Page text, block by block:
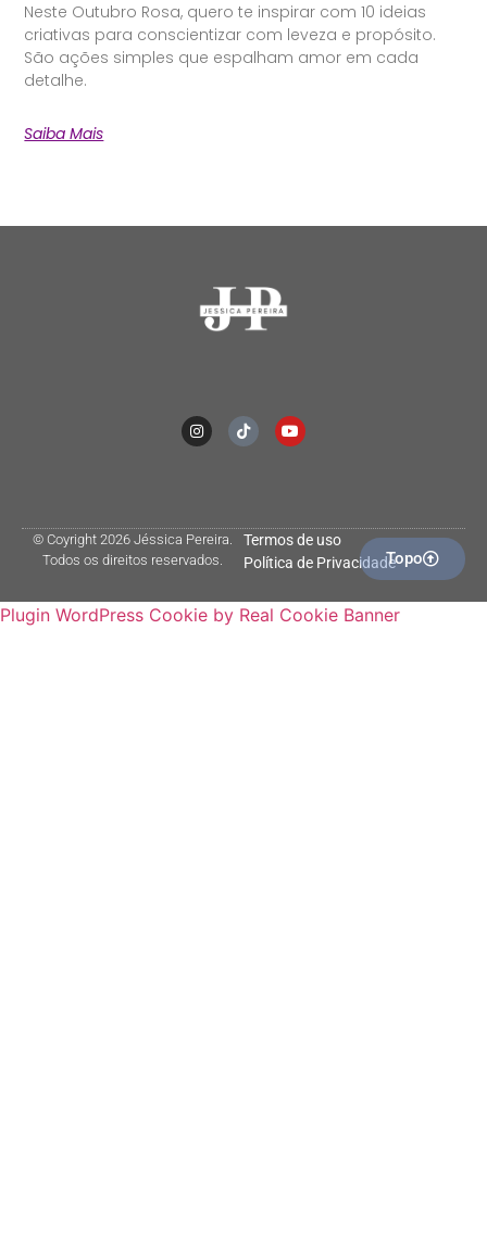
Neste Outubro Rosa, quero te inspirar com 10 ideias
criativas para conscientizar com leveza e propósito.
São ações simples que espalham amor em cada
detalhe.
Saiba Mais
© Coyright 2026 Jéssica Pereira.
Todos os direitos reservados.
Termos de uso
Política de PrivacidadeTopo
Plugin WordPress Cookie by Real Cookie Banner